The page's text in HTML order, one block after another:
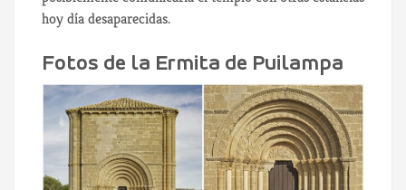
hoy día desaparecidas.
Fotos de la Ermita de Puilampa